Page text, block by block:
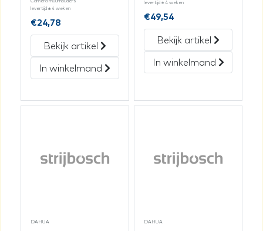
levertijd ± 4 weken
€24,78
Bekijk artikel
In winkelmand
levertijd ± 4 weken
€49,54
Bekijk artikel
In winkelmand
DAHUA DAHUA